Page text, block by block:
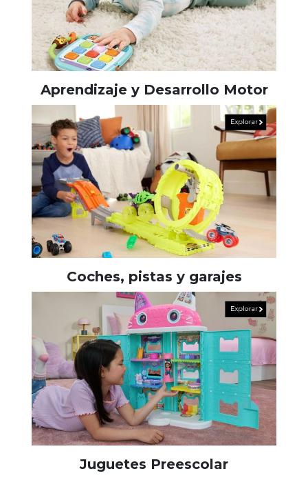
Aprendizaje y Desarrollo Motor
Coches, pistas y garajes
Juguetes Preescolar